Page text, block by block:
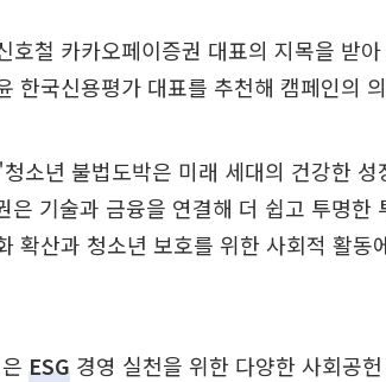
호철 카카오페이증권 대표의 지목을 받
한국신용평가 대표를 추천해 캠페인의
소년 불법도박은 미래 세대의 건강한
은 기술과 금융을 연결해 더 쉽고 투명한
확산과 청소년 보호를 위한 사회적 활
ESG 경영 실천을 위한 다양한 사회공